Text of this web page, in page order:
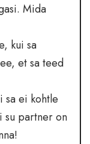
Mida
kui sa
et sa teed
sa ei kohtle
su partner on